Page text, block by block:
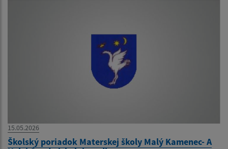
15.05.2026
Školský poriadok Materskej školy Malý Kamenec- A